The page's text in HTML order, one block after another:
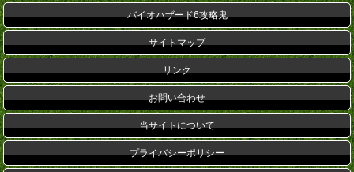
バイオハザード6攻略鬼
サイトマップ
リンク
お問い合わせ
当サイトについて
プライバシーポリシー